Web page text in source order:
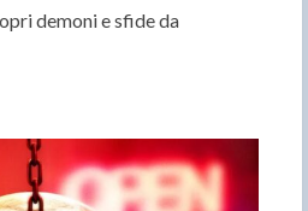
demoni e sfide da